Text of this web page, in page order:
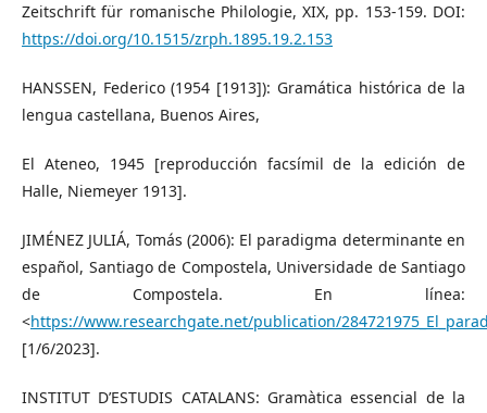
Zeitschrift für romanische Philologie, XIX, pp. 153-159. DOI:
https://doi.org/10.1515/zrph.1895.19.2.153
HANSSEN, Federico (1954 [1913]): Gramática histórica de la
lengua castellana, Buenos Aires,
El Ateneo, 1945 [reproducción facsímil de la edición de
Halle, Niemeyer 1913].
JIMÉNEZ JULIÁ, Tomás (2006): El paradigma determinante en
español, Santiago de Compostela, Universidade de Santiago
de Compostela. En línea:
<https://www.researchgate.net/publication/
[1/6/2023].
INSTITUT D’ESTUDIS CATALANS: Gramàtica essencial de la